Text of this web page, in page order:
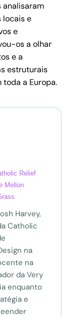
analisaram
locais e
e
os a olhar
e a
estruturais
toda a Europa.
Relief
Mellon
Harvey,
Catholic
na
na
da Very
enquanto
e